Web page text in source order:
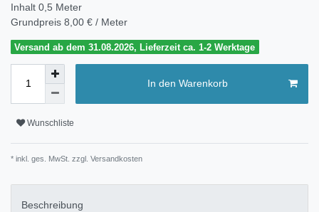
Inhalt 0,5 Meter
Grundpreis 8,00 € / Meter
Versand ab dem 31.08.2026, Lieferzeit ca. 1-2 Werktage
In den Warenkorb
Wunschliste
* inkl. ges. MwSt. zzgl. Versandkosten
Beschreibung